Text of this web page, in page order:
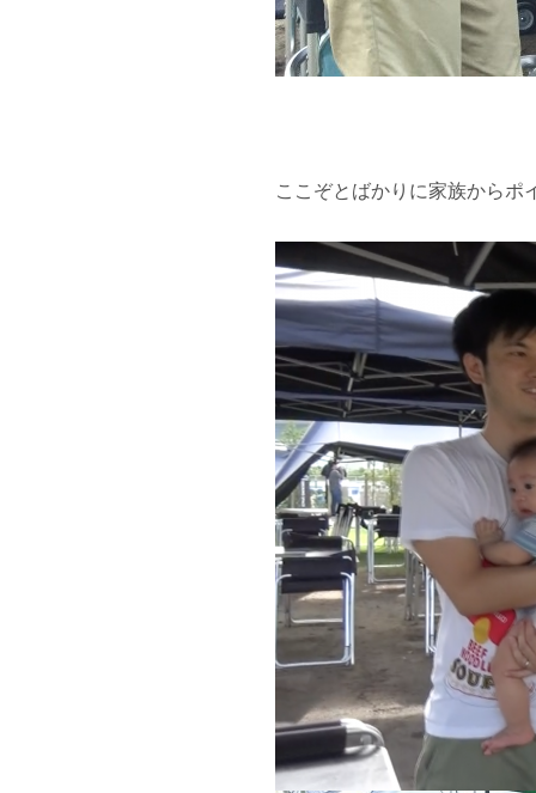
ここぞとばかりに家族からポ